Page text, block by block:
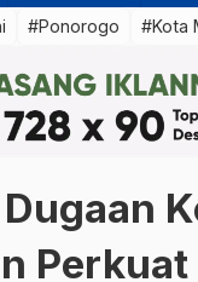
#Ponorogo #Kota
Perkuat